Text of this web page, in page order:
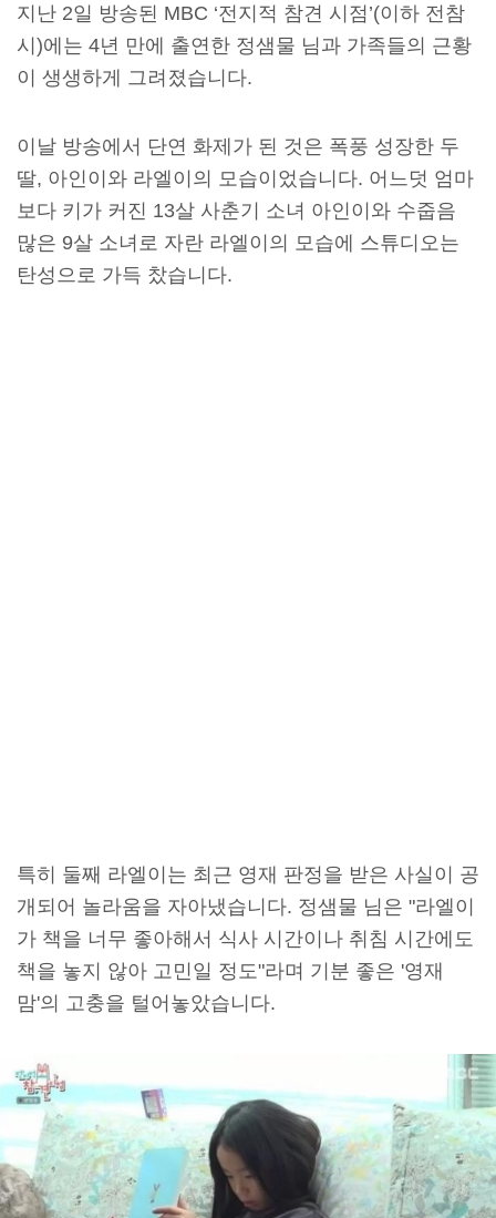
지난 2일 방송된 MBC ‘전지적 참견 시점’(이하 전참
시)에는 4년 만에 출연한 정샘물 님과 가족들의 근황
이 생생하게 그려졌습니다.
이날 방송에서 단연 화제가 된 것은 폭풍 성장한 두
딸, 아인이와 라엘이의 모습이었습니다. 어느덧 엄마
보다 키가 커진 13살 사춘기 소녀 아인이와 수줍음
많은 9살 소녀로 자란 라엘이의 모습에 스튜디오는
탄성으로 가득 찼습니다.
특히 둘째 라엘이는 최근 영재 판정을 받은 사실이 공
개되어 놀라움을 자아냈습니다. 정샘물 님은 "라엘이
가 책을 너무 좋아해서 식사 시간이나 취침 시간에도
책을 놓지 않아 고민일 정도"라며 기분 좋은 '영재
맘'의 고충을 털어놓았습니다.